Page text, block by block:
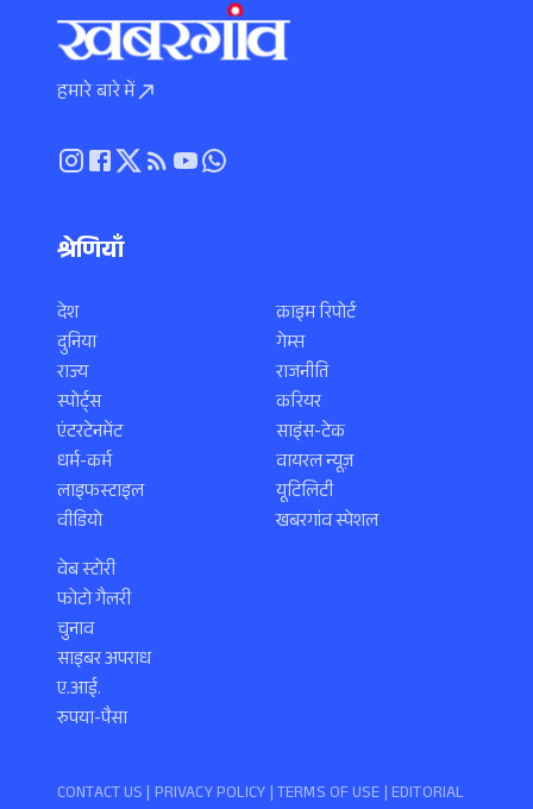
हमारे बारे में
श्रेणियाँ
देश
दुनिया
राज्य
स्पोर्ट्स
एंटरटेनमेंट
धर्म-कर्म
लाइफस्टाइल
वीडियो
क्राइम रिपोर्ट
गेम्स
राजनीति
करियर
साइंस-टेक
वायरल न्यूज़
यूटिलिटी
खबरगांव स्पेशल
वेब स्टोरी
फोटो गैलरी
चुनाव
साइबर अपराध
ए.आई.
रुपया-पैसा
CONTACT US | PRIVACY POLICY |TERMS OF USE | EDITORIAL